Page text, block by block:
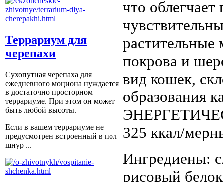
Террариум для
черепахи
Сухопутная черепаха для
ежедневного моциона нуждается
в достаточно просторном
террариуме. При этом он может
быть любой высоты.
Если в вашем террариуме не
предусмотрен встроенный в пол
шнур ...
что
растительные
покрова и
вид кошек,
образования
325 ккал/
Ингредиены:
рисовый